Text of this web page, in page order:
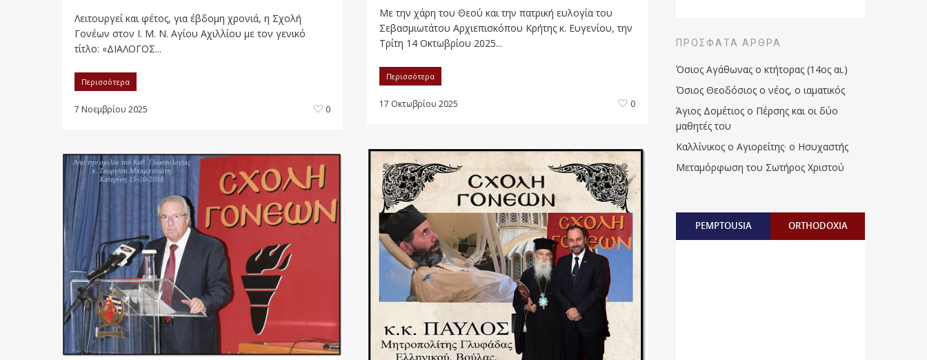
Λειτουργεί και φέτος, για έβδομη χρονιά, η Σχολή
Γονέων στον Ι. Μ. Ν. Αγίου Αχιλλίου με τον γενικό
τίτλο: «ΔΙΑΛΟΓΟΣ...
Περισσότερα
7 Νοεμβρίου 2025 0
Με την χάρη του Θεού και την πατρική ευλογία του
Σεβασμιωτάτου Αρχιεπισκόπου Κρήτης κ. Ευγενίου, την
Τρίτη 14 Οκτωβρίου 2025...
Περισσότερα
17 Οκτωβρίου 2025 0
ΠΡΌΣΦΑΤΑ ΆΡΘΡΑ
Όσιος Αγάθωνας ο κτήτορας (14ος αι.)
Όσιος Θεοδόσιος ο νέος, ο ιαματικός
Άγιος Δομέτιος ο Πέρσης και οι δύο
μαθητές του
Καλλίνικος ο Αγιορείτης · ο Ησυχαστής
Μεταμόρφωση του Σωτήρος Χριστού
PEMPTOUSIA ORTHODOXIA